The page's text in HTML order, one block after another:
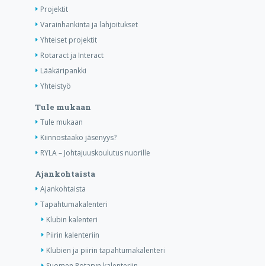
Projektit
Varainhankinta ja lahjoitukset
Yhteiset projektit
Rotaract ja Interact
Lääkäripankki
Yhteistyö
Tule mukaan
Tule mukaan
Kiinnostaako jäsenyys?
RYLA – Johtajuuskoulutus nuorille
Ajankohtaista
Ajankohtaista
Tapahtumakalenteri
Klubin kalenteri
Piirin kalenteriin
Klubien ja piirin tapahtumakalenteri